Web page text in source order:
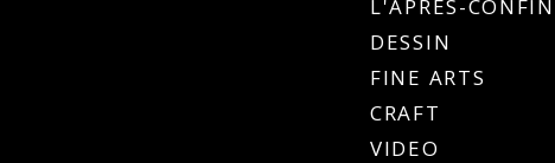
L'APRES-
DESSIN
FINE ARTS
CRAFT
VIDEO